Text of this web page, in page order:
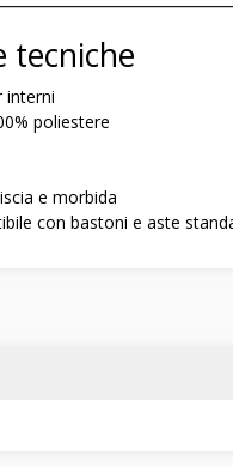
tecniche
interni
poliestere
e morbida
con bastoni e aste